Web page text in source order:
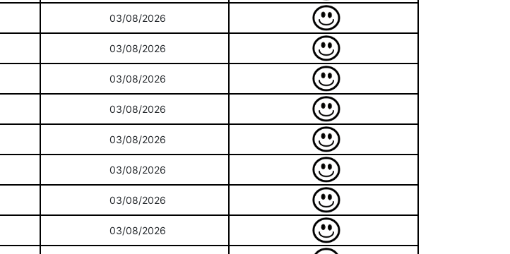
03/08/2026
03/08/2026
03/08/2026
03/08/2026
03/08/2026
03/08/2026
03/08/2026
03/08/2026